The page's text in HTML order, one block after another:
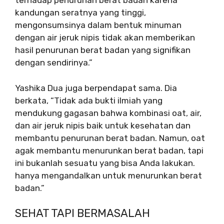
kandungan seratnya yang tinggi,
mengonsumsinya dalam bentuk minuman
dengan air jeruk nipis tidak akan memberikan
hasil penurunan berat badan yang signifikan
dengan sendirinya.”
Yashika Dua juga berpendapat sama. Dia
berkata, “Tidak ada bukti ilmiah yang
mendukung gagasan bahwa kombinasi oat, air,
dan air jeruk nipis baik untuk kesehatan dan
membantu penurunan berat badan. Namun, oat
agak membantu menurunkan berat badan, tapi
ini bukanlah sesuatu yang bisa Anda lakukan.
hanya mengandalkan untuk menurunkan berat
badan.”
SEHAT TAPI BERMASALAH